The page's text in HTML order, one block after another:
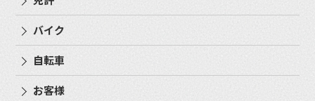
バイク
自転車
お客様